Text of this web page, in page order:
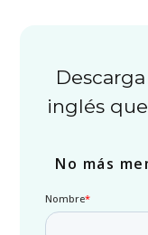
Descarga
inglés
No más